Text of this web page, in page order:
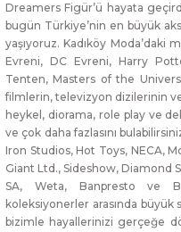
Dreamers Figür’ü hayata
bugün Türkiye’nin en büyük
yaşıyoruz. Kadıköy Moda’daki
Evreni, DC Evreni, Harry
Tenten, Masters of the
filmlerin, televizyon dizilerinin
heykel, diorama, role play ve
ve çok daha fazlasını
Iron Studios, Hot Toys, NECA,
Giant Ltd., Sideshow, Diamond
SA, Weta, Banpresto ve
koleksiyonerler arasında büyük
bizimle hayallerinizi gerçeğe